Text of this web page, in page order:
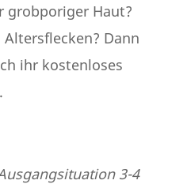
grobporiger Haut?
Dann
ihr kostenloses
3-4